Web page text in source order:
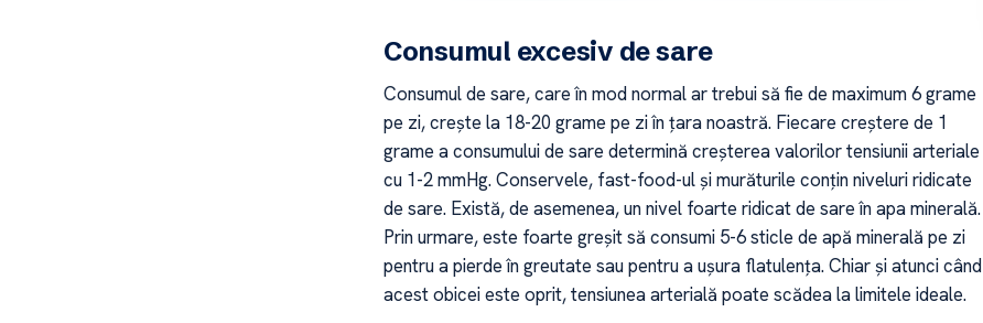
Consumul excesiv de sare
Consumul de sare, care în mod normal ar trebui să fie de maximum 6 grame
pe zi, crește la 18-20 grame pe zi în țara noastră. Fiecare creștere de 1
grame a consumului de sare determină creșterea valorilor tensiunii arteriale
cu 1-2 mmHg. Conservele, fast-food-ul și murăturile conțin niveluri ridicate
de sare. Există, de asemenea, un nivel foarte ridicat de sare în apa minerală.
Prin urmare, este foarte greșit să consumi 5-6 sticle de apă minerală pe zi
pentru a pierde în greutate sau pentru a ușura flatulența. Chiar și atunci când
acest obicei este oprit, tensiunea arterială poate scădea la limitele ideale.